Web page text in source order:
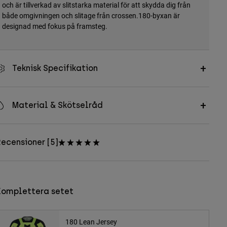
och är tillverkad av slitstarka material för att skydda dig från
både omgivningen och slitage från crossen.180-byxan är
designad med fokus på framsteg.
Teknisk Specifikation
Material & Skötselråd
[5]
setet
180 Lean Jersey